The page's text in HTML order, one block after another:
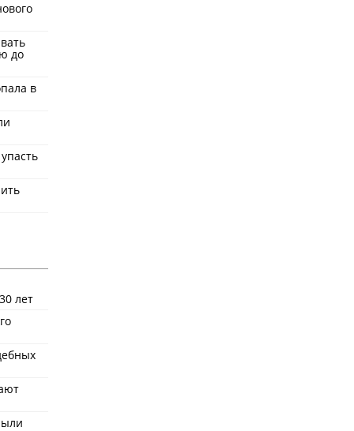
до
в
лет